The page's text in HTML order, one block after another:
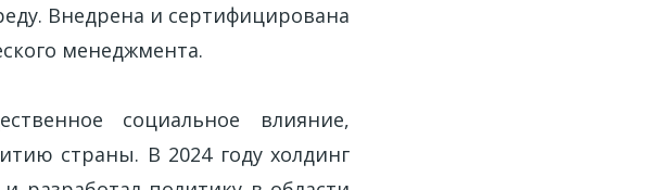
Внедрена и сертифицирована
менеджмента.
социальное влияние,
страны. В 2024 году холдинг